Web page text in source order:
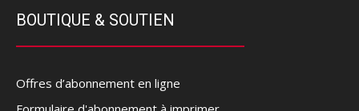
BOUTIQUE & SOUTIEN
Offres d’abonnement en ligne